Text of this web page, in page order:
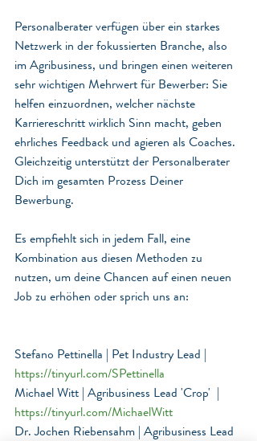
Personalberater verfügen über ein starkes
Netzwerk in der fokussierten Branche, also
im Agribusiness, und bringen einen weiteren
sehr wichtigen Mehrwert für Bewerber: Sie
helfen einzuordnen, welcher nächste
Karriereschritt wirklich Sinn macht, geben
ehrliches Feedback und agieren als Coaches.
Gleichzeitig unterstützt der Personalberater
Dich im gesamten Prozess Deiner
Bewerbung.
Es empfiehlt sich in jedem Fall, eine
Kombination aus diesen Methoden zu
nutzen, um deine Chancen auf einen neuen
Job zu erhöhen oder sprich uns an:
Stefano Pettinella | Pet Industry Lead |
https://tinyurl.com/SPettinella
Michael Witt | Agribusiness Lead 'Crop'  |
https://tinyurl.com/MichaelWitt
Dr. Jochen Riebensahm | Agribusiness Lead